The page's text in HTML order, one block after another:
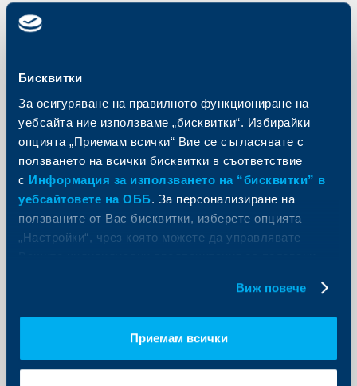
Бисквитки
За осигуряване на правилното функциониране на
уебсайта ние използваме „бисквитки“. Избирайки
опцията „Приемам всички“ Вие се съгласявате с
ползването на всички бисквитки в съответствие
с Информация за използването на “бисквитки” в
уебсайтовете на ОББ. За персонализиране на
ползваните от Вас бисквитки, изберете опцията
„Настройки“, чрез която можете да управлявате
Виж повече
Приемам всички
Два от клоновете на ОББ с нови
адреси
14 април 2020
От 13.04.2020 два от клоновете на Обединена
българска банка в страната работят на нов адрес
Още
Инвеститорите чрез ОББ ще
получат годишните отчети за 2019
г. по имейл